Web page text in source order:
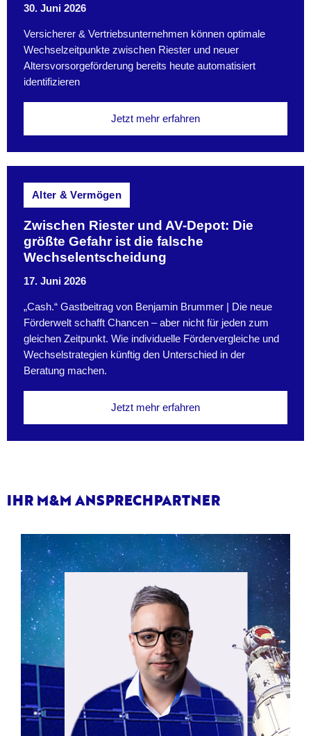
30. Juni 2026
Versicherer & Vertriebsunternehmen können optimale
Wechselzeitpunkte zwischen Riester und neuer
Altersvorsorgeförderung bereits heute automatisiert
identifizieren
Jetzt mehr erfahren
Alter & Vermögen
Zwischen Riester und AV-Depot: Die
größte Gefahr ist die falsche
Wechselentscheidung
17. Juni 2026
„Cash.“ Gastbeitrag von Benjamin Brummer | Die neue
Förderwelt schafft Chancen – aber nicht für jeden zum
gleichen Zeitpunkt. Wie individuelle Fördervergleiche und
Wechselstrategien künftig den Unterschied in der
Beratung machen.
Jetzt mehr erfahren
IHR M&M ANSPRECHPARTNER